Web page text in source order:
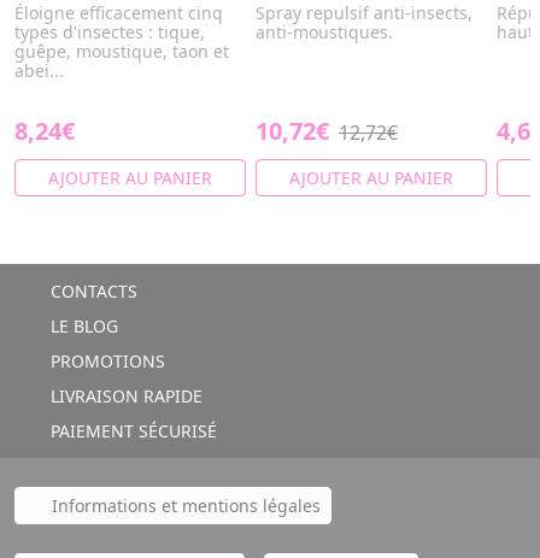
Éloigne efficacement cinq
types d'insectes : tique,
guêpe, moustique, taon et
abei...
8,24€
AJOUTER AU PANIER
Spray repulsif anti-insects,
anti-moustiques.
10,72€ 12,72€
AJOUTER AU PANIER
CONTACTS
LE BLOG
PROMOTIONS
LIVRAISON RAPIDE
PAIEMENT SÉCURISÉ
Informations et mentions légales